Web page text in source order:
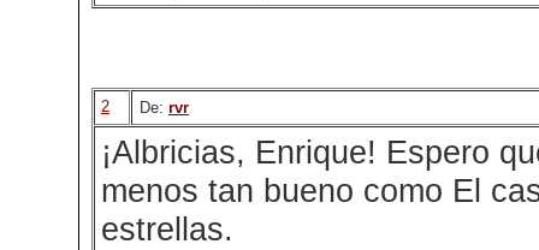
2 De: rvr
¡Albricias, Enrique! Espero
menos tan bueno como El
estrellas.